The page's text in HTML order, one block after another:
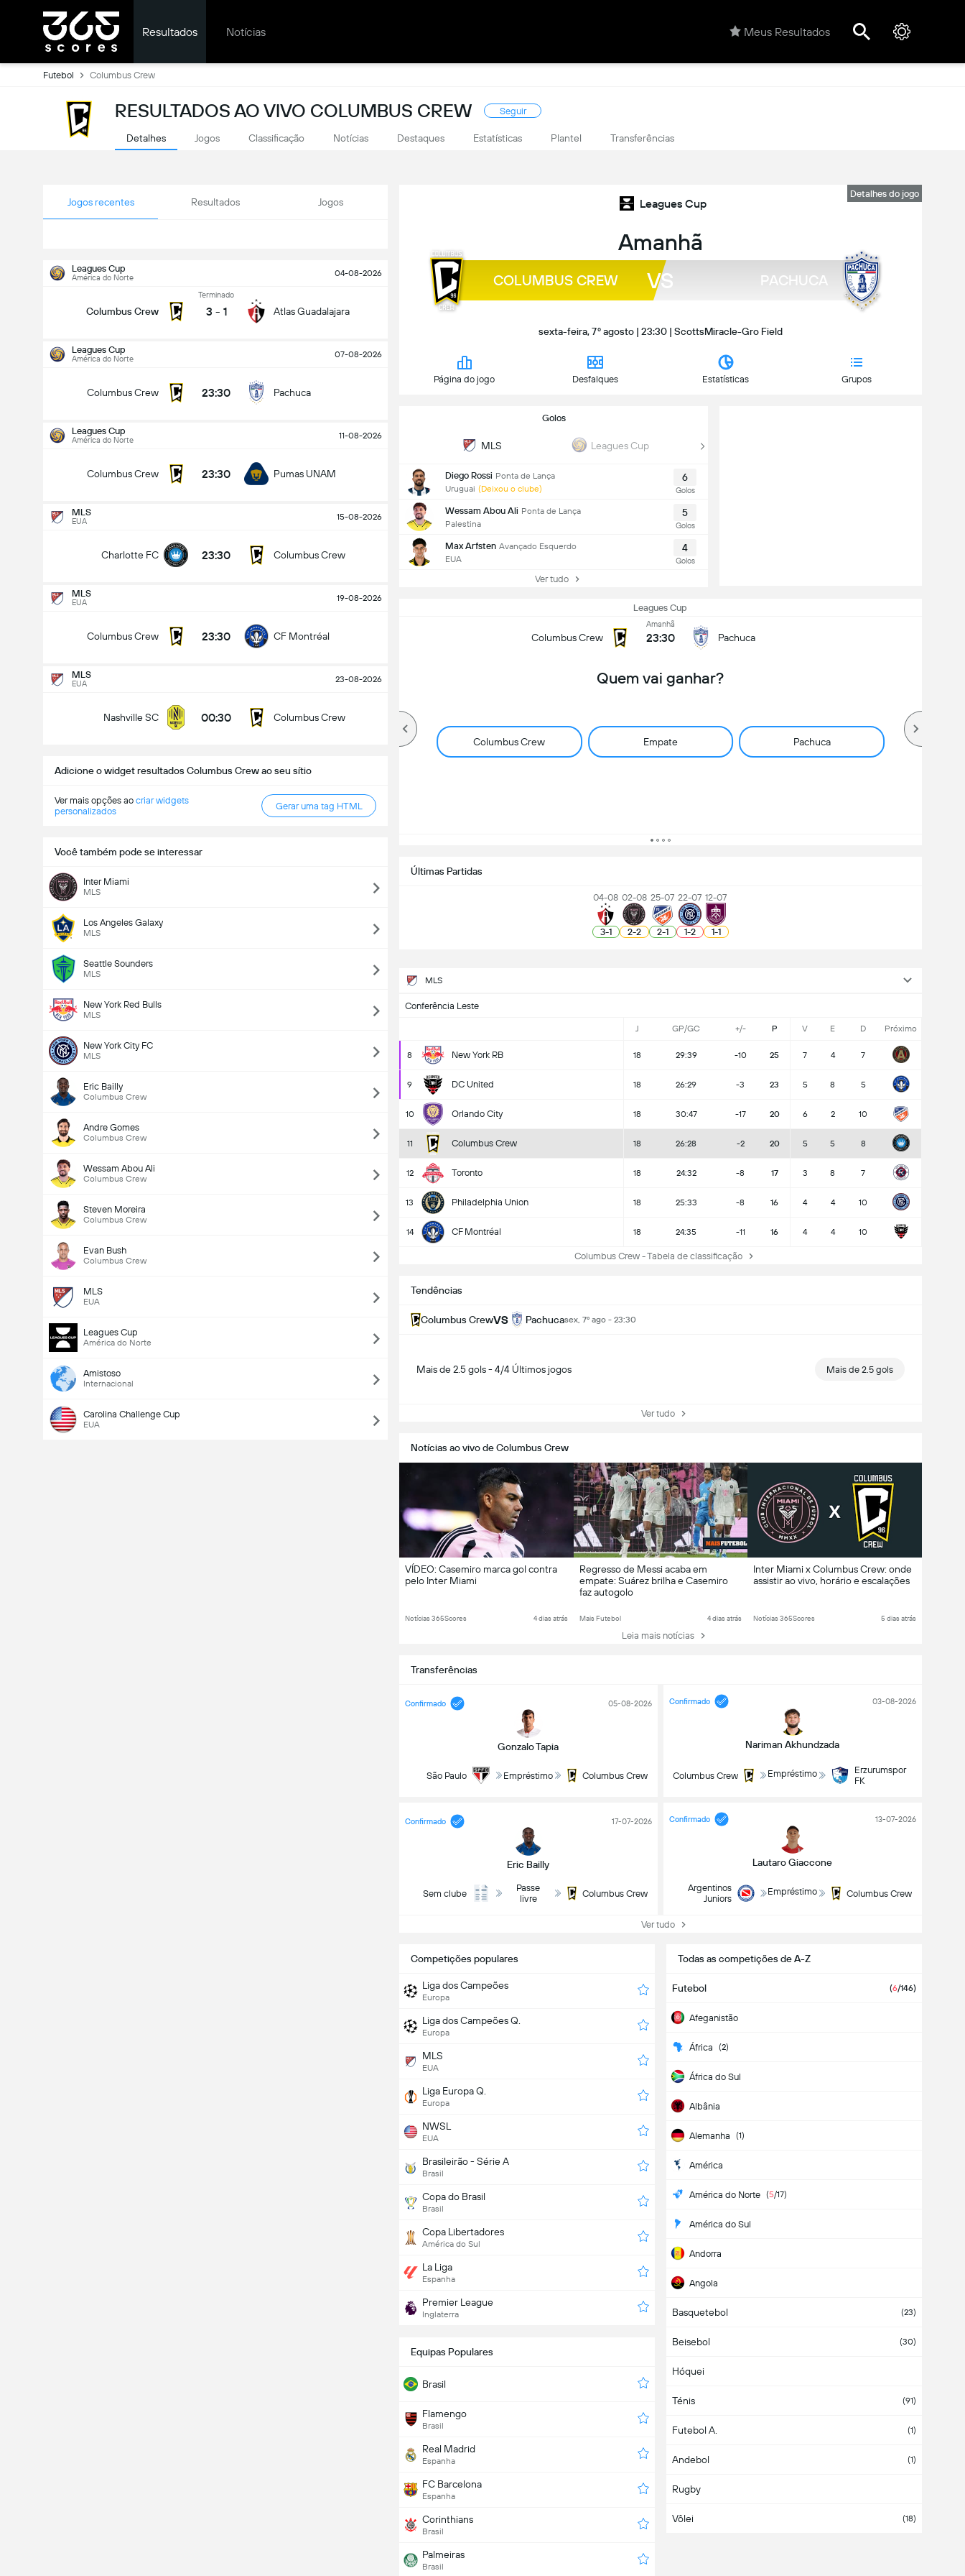
Resultados Notícias Meus Resultados
Futebol Columbus Crew
RESULTADOS AO VIVO COLUMBUS CREW Seguir
Detalhes Jogos Classificação Notícias Destaques Estatísticas Plantel Transferências
Jogos recentes Resultados Jogos
Leagues Cup
América do Norte 04-08-2026
Columbus Crew
Terminado
3 - 1 Atlas Guadalajara
Leagues Cup
América do Norte 07-08-2026
Columbus Crew 23:30 Pachuca
Leagues Cup
América do Norte 11-08-2026
Columbus Crew 23:30 Pumas UNAM
MLS
EUA 15-08-2026
Charlotte FC 23:30 Columbus Crew
MLS
EUA 19-08-2026
Columbus Crew 23:30 CF Montréal
MLS
EUA 23-08-2026
Nashville SC 00:30 Columbus Crew
Adicione o widget resultados Columbus Crew ao seu sítio
Ver mais opções ao criar widgets
personalizados
Gerar uma tag HTML
Você também pode se interessar
Inter Miami
MLS
Los Angeles Galaxy
MLS
Seattle Sounders
MLS
New York Red Bulls
MLS
New York City FC
MLS
Eric Bailly
Columbus Crew
Andre Gomes
Columbus Crew
Wessam Abou Ali
Columbus Crew
Steven Moreira
Columbus Crew
Evan Bush
Columbus Crew
MLS
EUA
Leagues Cup
América do Norte
Amistoso
Internacional
Carolina Challenge Cup
EUA
Detalhes do jogo
Leagues Cup
Amanhã
COLUMBUS CREW VS PACHUCA
sexta-feira, 7º agosto | 23:30 | ScottsMiracle-Gro Field
Página do jogo Desfalques Estatísticas Grupos
Golos
MLS Leagues Cup
Diego Rossi Ponta de Lança
Uruguai (Deixou o clube)
6
Golos
Wessam Abou Ali Ponta de Lança
Palestina
5
Golos
Max Arfsten Avançado Esquerdo
EUA
4
Golos
Ver tudo
Leagues Cup
Columbus Crew
Amanhã
23:30 Pachuca
Quem vai ganhar?
Columbus Crew Empate Pachuca
23:30 Pumas UNAM
Encontro - Golos (2.5)
Últimas Partidas
04-08
3-1
02-08
2-2
25-07
2-1
22-07
1-2
12-07
1-1
MLS
Conferência Leste
J GP/GC +/- P V E D Próximo
8 New York RB 18 29:39 -10 25 7 4 7
9 DC United 18 26:29 -3 23 5 8 5
10 Orlando City 18 30:47 -17 20 6 2 10
11 Columbus Crew 18 26:28 -2 20 5 5 8
12 Toronto 18 24:32 -8 17 3 8 7
13 Philadelphia Union 18 25:33 -8 16 4 4 10
14 CF Montréal 18 24:35 -11 16 4 4 10
Columbus Crew - Tabela de classificação
Tendências
Columbus CrewVS Pachucasex, 7º ago - 23:30
Mais de 2.5 gols - 4/4 Últimos jogos Mais de 2.5 gols
Ver tudo
Notícias ao vivo de Columbus Crew
VÍDEO: Casemiro marca gol contra
pelo Inter Miami
Notícias 365Scores 4 dias atrás
Regresso de Messi acaba em
empate: Suárez brilha e Casemiro
faz autogolo
Mais Futebol 4 dias atrás
Inter Miami x Columbus Crew: onde
assistir ao vivo, horário e escalações
Notícias 365Scores 5 dias atrás
Leia mais notícias
Transferências
Confirmado
Gonzalo Tapia
05-08-2026
São Paulo Empréstimo Columbus Crew
Confirmado
Nariman Akhundzada
03-08-2026
Columbus Crew Empréstimo
Erzurumspor
FK
Confirmado
Eric Bailly
17-07-2026
Sem clube
Passe
livre
Columbus Crew
Confirmado
Lautaro Giaccone
13-07-2026
Argentinos
Juniors
Empréstimo Columbus Crew
Ver tudo
Competições populares
Liga dos Campeões
Europa
Liga dos Campeões Q.
Europa
MLS
EUA
Liga Europa Q.
Europa
NWSL
EUA
Brasileirão - Série A
Brasil
Copa do Brasil
Brasil
Copa Libertadores
América do Sul
La Liga
Espanha
Premier League
Inglaterra
Todas as competições de A-Z
Futebol (6/146)
Afeganistão
África (2)
África do Sul
Albânia
Alemanha (1)
América
América do Norte (5/17)
América do Sul
Andorra
Angola
Antígua e Barbuda
Arábia Saudita
Argélia
Argentina
Armênia
Aruba
Ásia
Austrália
Basquetebol (23)
Beisebol (30)
Hóquei
Ténis (91)
Futebol A. (1)
Andebol (1)
Rugby
Vôlei (18)
Equipas Populares
Brasil
Flamengo
Brasil
Real Madrid
Espanha
FC Barcelona
Espanha
Corinthians
Brasil
Palmeiras
Brasil